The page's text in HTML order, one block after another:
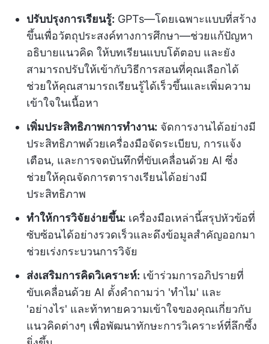
ปรับปรุงการเรียนรู้: GPTs—โดยเฉพาะแบบที่สร้าง
ขึ้นเพื่อวัตถุประสงค์ทางการศึกษา—ช่วยแก้ปัญหา
อธิบายแนวคิด ให้บทเรียนแบบโต้ตอบ และยัง
สามารถปรับให้เข้ากับวิธีการสอนที่คุณเลือกได้
ช่วยให้คุณสามารถเรียนรู้ได้เร็วขึ้นและเพิ่มความ
เข้าใจในเนื้อหา
เพิ่มประสิทธิภาพการทำงาน: จัดการงานได้อย่างมี
ประสิทธิภาพด้วยเครื่องมือจัดระเบียบ, การแจ้ง
เตือน, และการจดบันทึกที่ขับเคลื่อนด้วย AI ซึ่ง
ช่วยให้คุณจัดการตารางเรียนได้อย่างมี
ประสิทธิภาพ
ทำให้การวิจัยง่ายขึ้น: เครื่องมือเหล่านี้สรุปหัวข้อที่
ซับซ้อนได้อย่างรวดเร็วและดึงข้อมูลสำคัญออกมา
ช่วยเร่งกระบวนการวิจัย
ส่งเสริมการคิดวิเคราะห์: เข้าร่วมการอภิปรายที่
ขับเคลื่อนด้วย AI ตั้งคำถามว่า 'ทำไม' และ
'อย่างไร' และท้าทายความเข้าใจของคุณเกี่ยวกับ
แนวคิดต่างๆ เพื่อพัฒนาทักษะการวิเคราะห์ที่ลึกซึ้ง